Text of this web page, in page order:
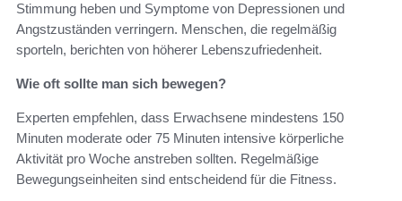
Stimmung heben und Symptome von Depressionen und
Angstzuständen verringern. Menschen, die regelmäßig
sporteln, berichten von höherer Lebenszufriedenheit.
Wie oft sollte man sich bewegen?
Experten empfehlen, dass Erwachsene mindestens 150
Minuten moderate oder 75 Minuten intensive körperliche
Aktivität pro Woche anstreben sollten. Regelmäßige
Bewegungseinheiten sind entscheidend für die Fitness.